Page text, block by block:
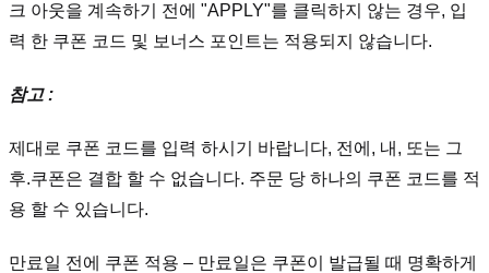
크 아웃을 계속하기 전에 "APPLY"를 클릭하지 않는 경우, 입
력 한 쿠폰 코드 및 보너스 포인트는 적용되지 않습니다.
참고 :
제대로 쿠폰 코드를 입력 하시기 바랍니다, 전에, 내, 또는 그
후.쿠폰은 결합 할 수 없습니다. 주문 당 하나의 쿠폰 코드를 적
용 할 수 있습니다.
만료일 전에 쿠폰 적용 – 만료일은 쿠폰이 발급될 때 명확하게